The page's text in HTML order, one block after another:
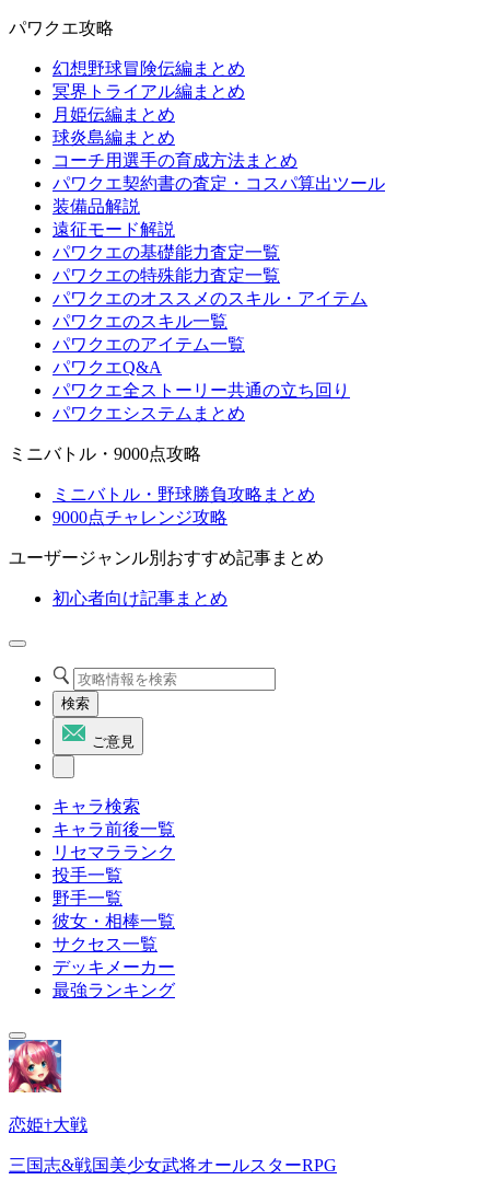
パワクエ攻略
幻想野球冒険伝編まとめ
冥界トライアル編まとめ
月姫伝編まとめ
球炎島編まとめ
コーチ用選手の育成方法まとめ
パワクエ契約書の査定・コスパ算出ツール
装備品解説
遠征モード解説
パワクエの基礎能力査定一覧
パワクエの特殊能力査定一覧
パワクエのオススメのスキル・アイテム
パワクエのスキル一覧
パワクエのアイテム一覧
パワクエQ&A
パワクエ全ストーリー共通の立ち回り
パワクエシステムまとめ
ミニバトル・9000点攻略
ミニバトル・野球勝負攻略まとめ
9000点チャレンジ攻略
ユーザージャンル別おすすめ記事まとめ
初心者向け記事まとめ
検索
ご意見
キャラ検索
キャラ前後一覧
リセマラランク
投手一覧
野手一覧
彼女・相棒一覧
サクセス一覧
デッキメーカー
最強ランキング
恋姫†大戦
三国志&戦国美少女武将オールスターRPG